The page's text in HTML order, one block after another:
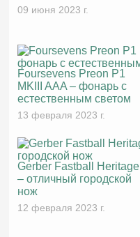
09 июня 2023 г.
Foursevens Preon P1
MKIII AAA – фонарь с
естественным светом
13 февраля 2023 г.
Gerber Fastball Heritage
– отличный городской
нож
12 февраля 2023 г.